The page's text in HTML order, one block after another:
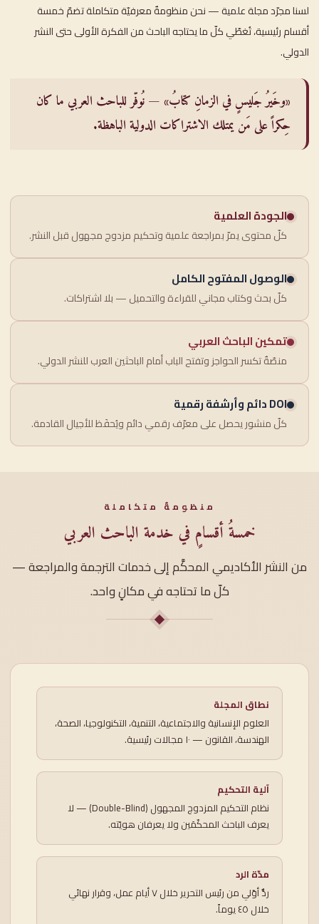
لسنا مجرّد مجلة علمية — نحن منظومةٌ معرفيّة متكاملة تضمّ خمسة
أقسام رئيسية، تُغطّي كلّ ما يحتاجه الباحث من الفكرة الأولى حتى النشر
الدولي.
«وخَيرُ جَليسٍ في الزمانِ كتابُ» — نُوفّر للباحث العربي ما كان
حِكراً على مَن يمتلك الاشتراكات الدولية الباهظة.
الجودة العلمية
كلّ محتوى يمرّ بمراجعة علمية وتحكيم مزدوج مجهول قبل النشر.
الوصول المفتوح الكامل
كلّ بحث وكتاب مجاني للقراءة والتحميل — بلا اشتراكات.
تمكين الباحث العربي
منصّةٌ تكسر الحواجز وتفتح الباب أمام الباحثين العرب للنشر الدولي.
DOI دائم وأرشفة رقمية
كلّ منشور يحصل على معرّف رقمي دائم ويُحفَظ للأجيال القادمة.
منظومةٌ متكاملة
خمسةُ أقسامٍ في خدمة الباحث العربي
من النشر الأكاديمي المحكَّم إلى خدمات الترجمة والمراجعة —
كلّ ما تحتاجه في مكانٍ واحد.
نطاق المجلة
العلوم الإنسانية والاجتماعية، التنمية، التكنولوجيا، الصحة،
الهندسة، القانون — ١٠ مجالات رئيسية.
آلية التحكيم
نظام التحكيم المزدوج المجهول (Double-Blind) — لا
يعرف الباحث المحكّمَين ولا يعرفان هويّته.
مدّة الرد
ردٌّ أوّلي من رئيس التحرير خلال ٧ أيام عمل، وقرار نهائي
خلال ٤٥ يوماً.